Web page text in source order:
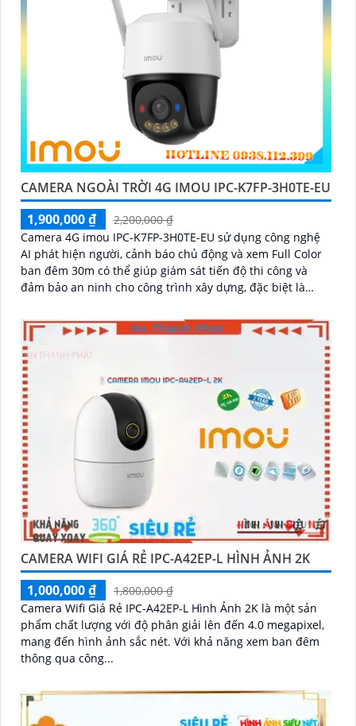
CAMERA NGOÀI TRỜI 4G IMOU IPC-K7FP-3H0TE-EU
1,900,000 ₫
2,200,000 ₫
Camera 4G imou IPC-K7FP-3H0TE-EU sử dụng công nghệ
AI phát hiện người, cảnh báo chủ động và xem Full Color
ban đêm 30m có thể giúp giám sát tiến độ thi công và
đảm bảo an ninh cho công trình xây dựng, đặc biệt là
có sẵn kết nối mạng ổn định. Camera IPC-K7FP-3H0TE-EU
sử dụng công nghệ nhận diện người và động vật, kết hợp
Wifi không dây
CAMERA WIFI GIÁ RẺ IPC-A42EP-L HÌNH ẢNH 2K
1,000,000 ₫
1,800,000 ₫
Camera Wifi Giá Rẻ IPC-A42EP-L Hình Ảnh 2K là một sản
phẩm chất lượng với độ phân giải lên đến 4.0 megapixel,
mang đến hình ảnh sắc nét. Với khả năng xem ban đêm
thông qua công...